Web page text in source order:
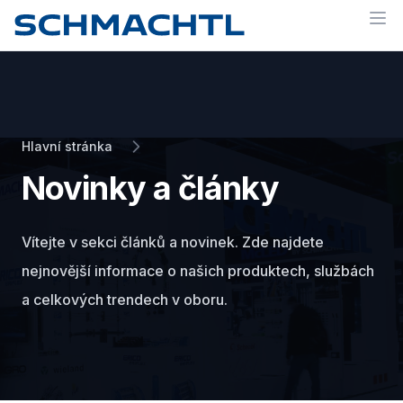
Hlavní stránka
Novinky a články
Vítejte v sekci článků a novinek. Zde najdete
nejnovější informace o našich produktech, službách
a celkových trendech v oboru.